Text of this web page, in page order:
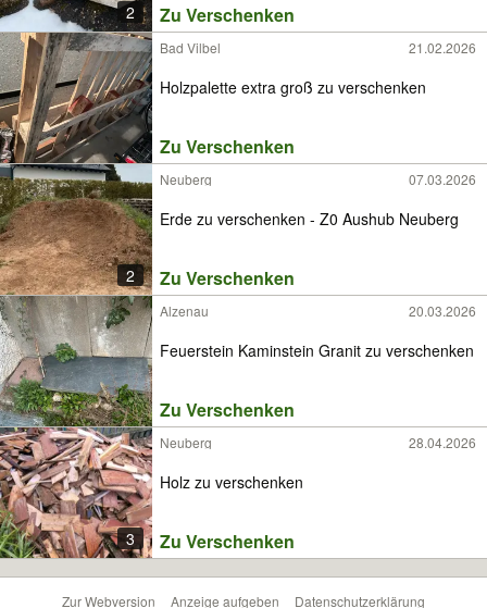
2 Zu Verschenken
Bad Vilbel 21.02.2026
Holzpalette extra groß zu verschenken
Zu Verschenken
2
Neuberg 07.03.2026
Erde zu verschenken - Z0 Aushub Neuberg
Zu Verschenken
Alzenau 20.03.2026
Feuerstein Kaminstein Granit zu verschenken
Zu Verschenken
3
Neuberg 28.04.2026
Holz zu verschenken
Zu Verschenken
Zur Webversion Anzeige aufgeben Datenschutzerklärung